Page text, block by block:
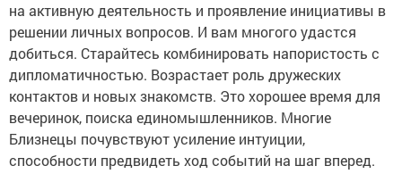
на активную деятельность и проявление инициативы в
решении личных вопросов. И вам многого удастся
добиться. Старайтесь комбинировать напористость с
дипломатичностью. Возрастает роль дружеских
контактов и новых знакомств. Это хорошее время для
вечеринок, поиска единомышленников. Многие
Близнецы почувствуют усиление интуиции,
способности предвидеть ход событий на шаг вперед.